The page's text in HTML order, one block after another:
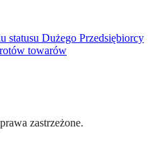
statusu Dużego Przedsiębiorcy
towarów
zastrzeżone.